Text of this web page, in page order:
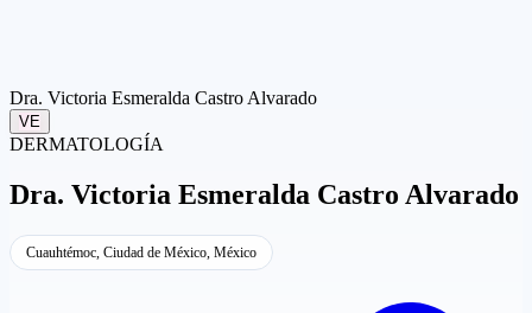
Dra. Victoria Esmeralda Castro Alvarado
VE
DERMATOLOGÍA
Dra. Victoria Esmeralda Castro Alvarado
Cuauhtémoc, Ciudad de México, México